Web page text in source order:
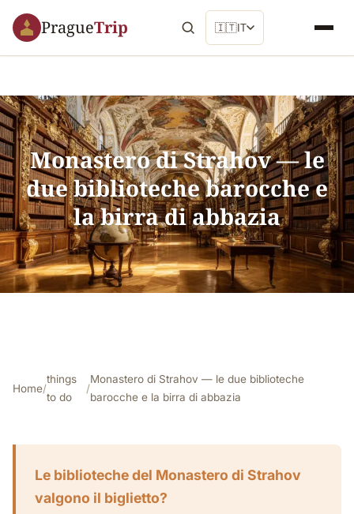
PragueTrip 🇮🇹IT
Monastero di Strahov — le
due biblioteche barocche e
la birra di abbazia
Home/
things
to do
/
Monastero di Strahov — le due biblioteche
barocche e la birra di abbazia
Le biblioteche del Monastero di Strahov
valgono il biglietto?